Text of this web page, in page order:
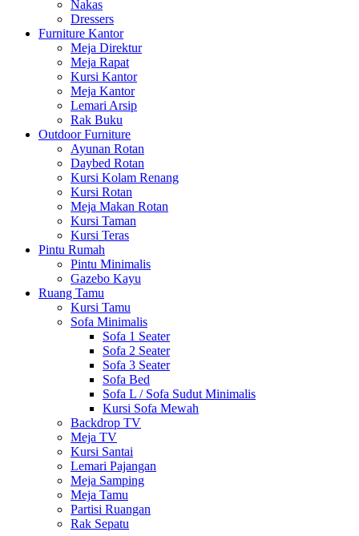
Nakas
Dressers
Furniture Kantor
Meja Direktur
Meja Rapat
Kursi Kantor
Meja Kantor
Lemari Arsip
Rak Buku
Outdoor Furniture
Ayunan Rotan
Daybed Rotan
Kursi Kolam Renang
Kursi Rotan
Meja Makan Rotan
Kursi Taman
Kursi Teras
Pintu Rumah
Pintu Minimalis
Gazebo Kayu
Ruang Tamu
Kursi Tamu
Sofa Minimalis
Sofa 1 Seater
Sofa 2 Seater
Sofa 3 Seater
Sofa Bed
Sofa L / Sofa Sudut Minimalis
Kursi Sofa Mewah
Backdrop TV
Meja TV
Kursi Santai
Lemari Pajangan
Meja Samping
Meja Tamu
Partisi Ruangan
Rak Sepatu